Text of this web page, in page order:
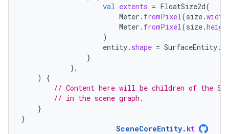
val extents = FloatSize2d(
Meter . fromPixel (size.width
Meter . fromPixel (size.
)
entity. shape = SurfaceEntity.
}
},
)
{
// Content here will be children of the
// in the scene graph.
}
}
SceneCoreEntity. kt